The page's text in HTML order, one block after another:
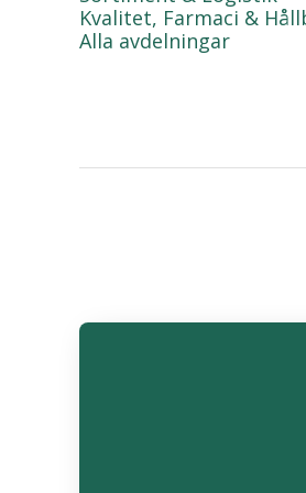
Kvalitet, Farmaci &
Alla avdelningar